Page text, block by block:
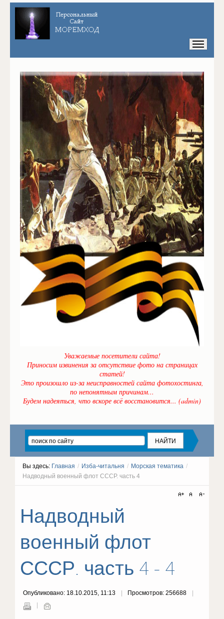
Уважаемые посетители сайта!
Приносим извинения за отсутствие фото на страницах
статей!
Это произошло из-за неисправностей сайта фотохостинга,
по непонятным причинам...
Будем надеяться, что вскоре всё восстановится... (admin)
Вы здесь: Главная / Изба-читальня / Морская тематика /
Надводный военный флот СССР. часть 4
Надводный
военный флот
СССР. часть 4 - 4
Опубликовано: 18.10.2015, 11:13 Просмотров: 256688